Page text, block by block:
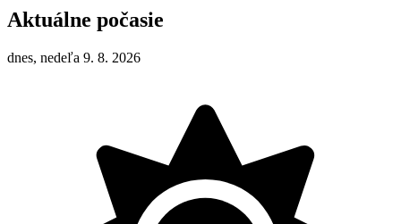
Aktuálne počasie
dnes, nedeľa 9. 8. 2026